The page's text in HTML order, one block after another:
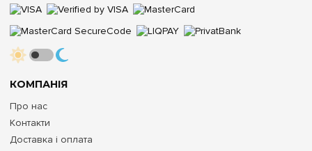
КОМПАНІЯ
Про нас
Контакти
Доставка і оплата